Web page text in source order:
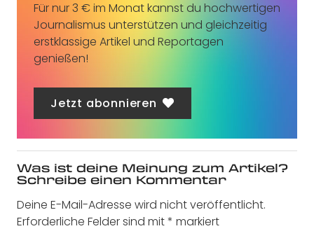
Für nur 3 € im Monat kannst du hochwertigen
Journalismus unterstützen und gleichzeitig
erstklassige Artikel und Reportagen
genießen!
Jetzt abonnieren
Was ist deine Meinung zum Artikel?
Schreibe einen Kommentar
Deine E-Mail-Adresse wird nicht veröffentlicht.
Erforderliche Felder sind mit* markiert